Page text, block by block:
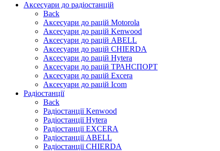
Аксесуари до радіостанцій
Back
Аксесуари до рацій Motorola
Аксесуари до рацій Kenwood
Аксесуари до рацій ABELL
Аксесуари до рацій CHIERDA
Аксесуари до рацій Hytera
Аксесуари до рацій ТРАНСПОРТ
Аксесуари до рацій Excera
Аксесуари до рацій Icom
Радіостанції
Back
Радіостанції Kenwood
Радіостанції Hytera
Радіостанції EXCERA
Радіостанції ABELL
Радіостанції CHIERDA